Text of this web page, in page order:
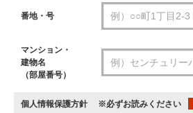
番地・号
マンション・
建物名
（部屋番号）
個人情報保護方針 ※必ずお読みください